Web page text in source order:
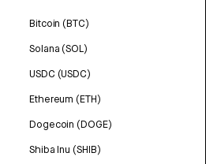
Bitcoin (BTC)
Solana (SOL)
USDC (USDC)
Ethereum (ETH)
Dogecoin (DOGE)
Shiba Inu (SHIB)